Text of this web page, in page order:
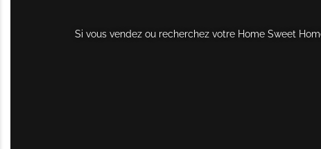
Si vous vendez ou recherchez votre Home Sweet